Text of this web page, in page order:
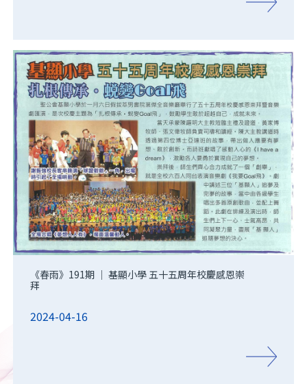
《春雨》191期 ｜ 基顯小學 五十五周年校慶感恩崇
拜
2024-04-16